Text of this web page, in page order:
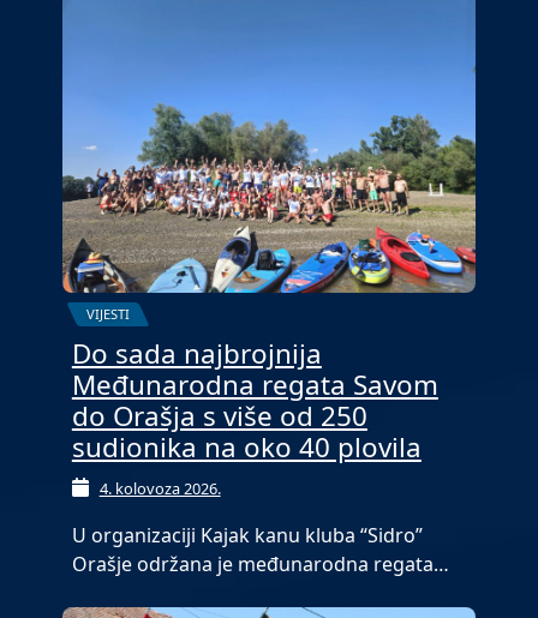
VIJESTI
Do sada najbrojnija
Međunarodna regata Savom
do Orašja s više od 250
sudionika na oko 40 plovila
4. kolovoza 2026.
U organizaciji Kajak kanu kluba “Sidro”
Orašje održana je međunarodna regata…